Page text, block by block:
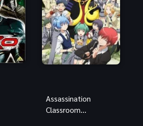
Assassination
Classroom